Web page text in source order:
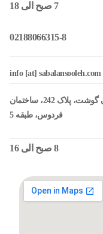
7 صبح الی 18
02188066315-8
info [at] sabalansooleh.com
تهران، خیابان ملاصدرا، بالاتر از سازمان گوشت، پلاک 242، ساختمان
فردوس، طبقه 5
8 صبح الی 16